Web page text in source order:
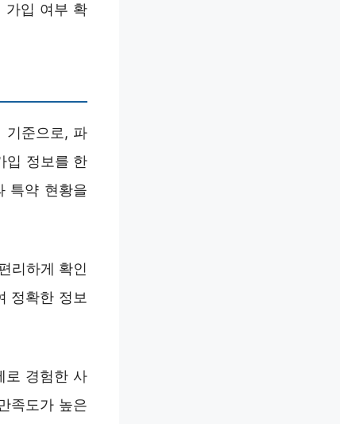
가입 여부 확
기준으로, 파
입 정보를 한
특약 현황을
리하게 확인
정확한 정보
로 경험한 사
족도가 높은